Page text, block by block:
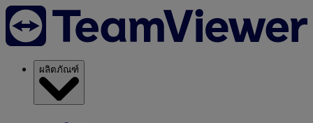
ผลิตภัณฑ์